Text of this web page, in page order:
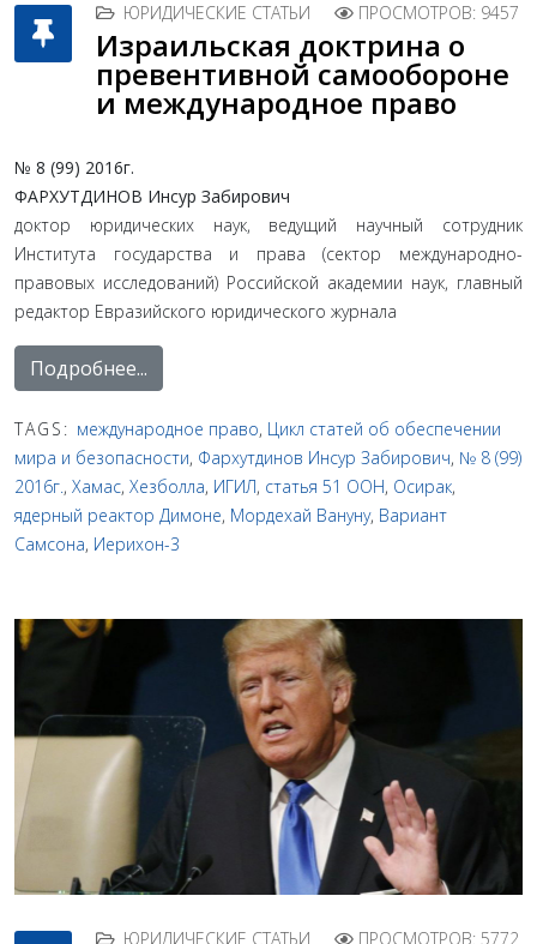
ЮРИДИЧЕСКИЕ СТАТЬИ ПРОСМОТРОВ: 9457
Израильская доктрина o
превентивной самообороне
и международное право
№ 8 (99) 2016г.
ФАРХУТДИНОВ Инсур Забирович
доктор юридических наук, ведущий научный сотрудник
Института государства и права (сектор международно-
правовых исследований) Российской академии наук, главный
редактор Евразийского юридического журнала
Подробнее...
TAGS: международное право, Цикл статей об обеспечении
мира и безопасности, Фархутдинов Инсур Забирович, № 8 (99)
2016г., Хамас, Хезболла, ИГИЛ, статья 51 ООН, Осирак,
ядерный реактор Димоне, Мордехай Вануну, Вариант
Самсона, Иерихон-3
ЮРИДИЧЕСКИЕ СТАТЬИ ПРОСМОТРОВ: 5772